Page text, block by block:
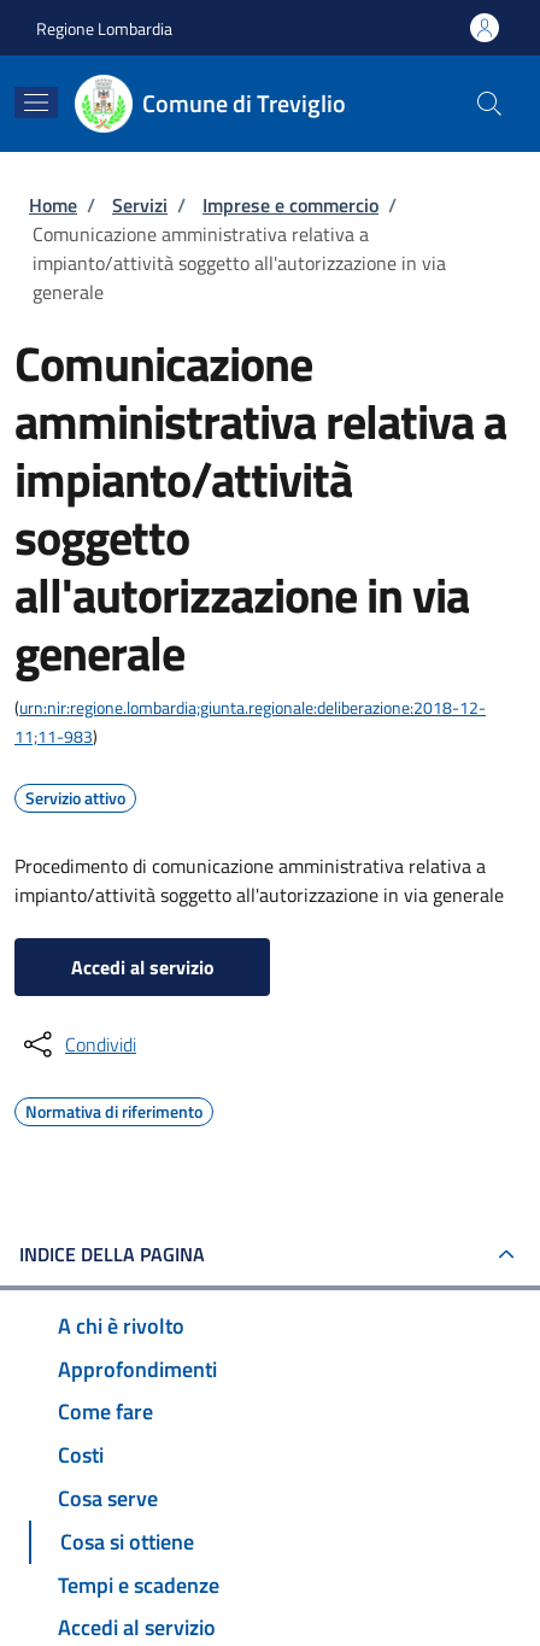
Regione Lombardia
Comune di Treviglio
Briciole di pane
Home / Servizi / Imprese e commercio /
Comunicazione amministrativa relativa a
impianto/attività soggetto all'autorizzazione in via
generale
Comunicazione
amministrativa relativa a
impianto/attività
soggetto
all'autorizzazione in via
generale
(urn:nir:regione.lombardia;giunta.regionale:deliberazione:2018-12-
11;11-983)
Servizio attivo
Procedimento di comunicazione amministrativa relativa a
impianto/attività soggetto all'autorizzazione in via generale
Accedi al servizio
Condividi
Normativa di riferimento
INDICE DELLA PAGINA
A chi è rivolto
Approfondimenti
Come fare
Costi
Cosa serve
Cosa si ottiene
Tempi e scadenze
Accedi al servizio